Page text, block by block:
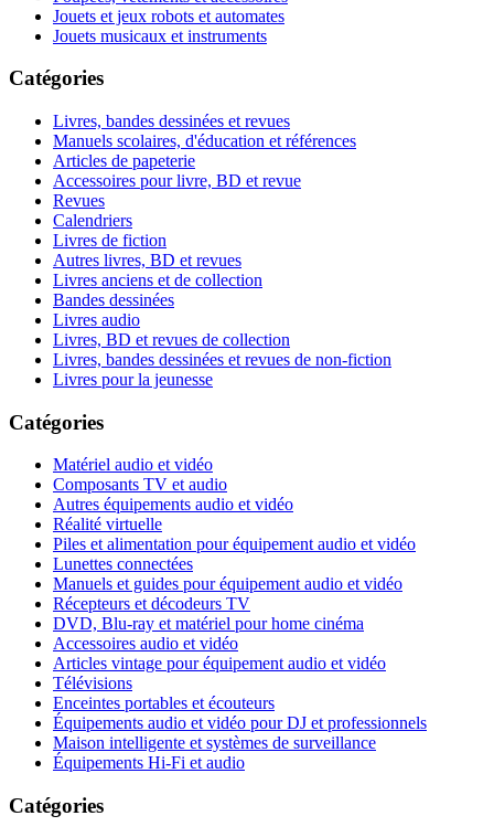
Jouets et jeux robots et automates
Jouets musicaux et instruments
Catégories
Livres, bandes dessinées et revues
Manuels scolaires, d'éducation et références
Articles de papeterie
Accessoires pour livre, BD et revue
Revues
Calendriers
Livres de fiction
Autres livres, BD et revues
Livres anciens et de collection
Bandes dessinées
Livres audio
Livres, BD et revues de collection
Livres, bandes dessinées et revues de non-fiction
Livres pour la jeunesse
Catégories
Matériel audio et vidéo
Composants TV et audio
Autres équipements audio et vidéo
Réalité virtuelle
Piles et alimentation pour équipement audio et vidéo
Lunettes connectées
Manuels et guides pour équipement audio et vidéo
Récepteurs et décodeurs TV
DVD, Blu-ray et matériel pour home cinéma
Accessoires audio et vidéo
Articles vintage pour équipement audio et vidéo
Télévisions
Enceintes portables et écouteurs
Équipements audio et vidéo pour DJ et professionnels
Maison intelligente et systèmes de surveillance
Équipements Hi-Fi et audio
Catégories